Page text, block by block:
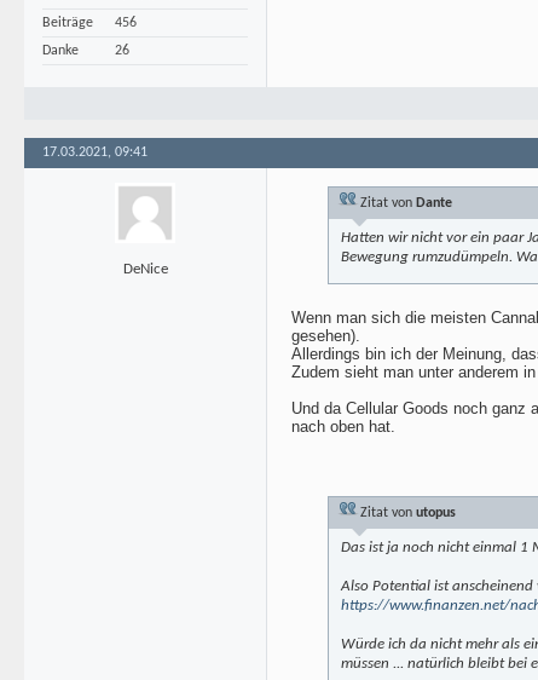
Beiträge
456
Danke
26
17.03.2021, 09:41
DeNice
Zitat von Dante
Hatten wir nicht vor ein paar
Bewegung rumzudümpeln.
Wenn man sich die meisten
gesehen).
Allerdings bin ich der Meinung,
Zudem sieht man unter anderem
Und da Cellular Goods noch ganz
nach oben hat.
Zitat von utopus
Das ist ja noch nicht einmal 1
Also Potential ist
https://www.finanzen.net/
Würde ich da nicht mehr als
müssen ... natürlich bleibt bei